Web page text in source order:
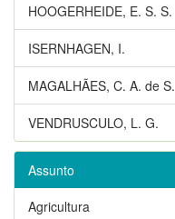
HOOGERHEIDE, E. S. S.
ISERNHAGEN, I.
MAGALHÃES, C. A. de S.
VENDRUSCULO, L. G.
Assunto
Agricultura